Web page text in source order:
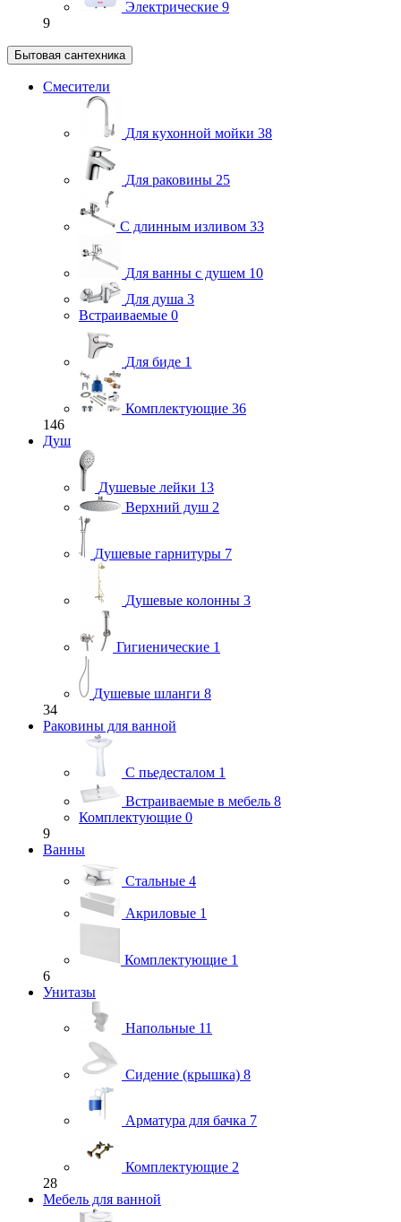
Электрические 9
9
Бытовая сантехника
Смесители
Для кухонной мойки 38
Для раковины 25
С длинным изливом 33
Для ванны с душем 10
Для душа 3
Встраиваемые 0
Для биде 1
Комплектующие 36
146
Душ
Душевые лейки 13
Верхний душ 2
Душевые гарнитуры 7
Душевые колонны 3
Гигиенические 1
Душевые шланги 8
34
Раковины для ванной
С пьедесталом 1
Встраиваемые в мебель 8
Комплектующие 0
9
Ванны
Стальные 4
Акриловые 1
Комплектующие 1
6
Унитазы
Напольные 11
Сидение (крышка) 8
Арматура для бачка 7
Комплектующие 2
28
Мебель для ванной